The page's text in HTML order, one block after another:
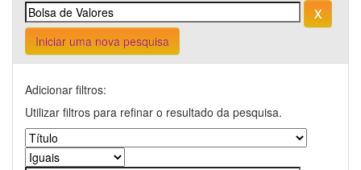
Iniciar uma nova pesquisa
Adicionar filtros:
Utilizar filtros para refinar o resultado da pesquisa.